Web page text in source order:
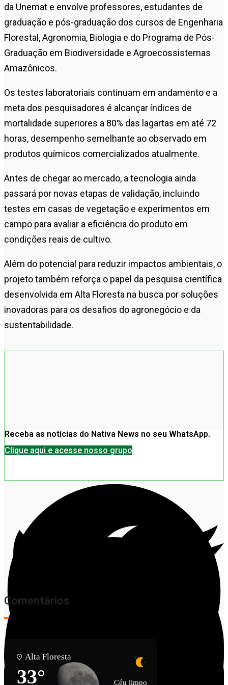
da Unemat e envolve professores, estudantes de
graduação e pós-graduação dos cursos de Engenharia
Florestal, Agronomia, Biologia e do Programa de Pós-
Graduação em Biodiversidade e Agroecossistemas
Amazônicos.
Os testes laboratoriais continuam em andamento e a
meta dos pesquisadores é alcançar índices de
mortalidade superiores a 80% das lagartas em até 72
horas, desempenho semelhante ao observado em
produtos químicos comercializados atualmente.
Antes de chegar ao mercado, a tecnologia ainda
passará por novas etapas de validação, incluindo
testes em casas de vegetação e experimentos em
campo para avaliar a eficiência do produto em
condições reais de cultivo.
Além do potencial para reduzir impactos ambientais, o
projeto também reforça o papel da pesquisa científica
desenvolvida em Alta Floresta na busca por soluções
inovadoras para os desafios do agronegócio e da
sustentabilidade.
Receba as notícias do Nativa News no seu WhatsApp.
Clique aqui e acesse nosso grupo
Comentários
Alta Floresta
33° Céu limpo